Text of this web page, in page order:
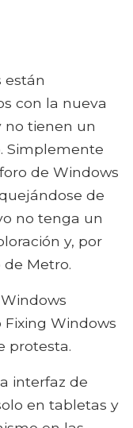
están
con la nueva
no tienen un
Simplemente
de Windows
de
no tenga un
y, por
Metro.
Fixing Windows
protesta.
interfaz de
en tabletas y